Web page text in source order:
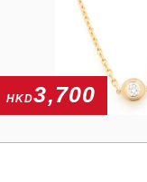
HKD3,700